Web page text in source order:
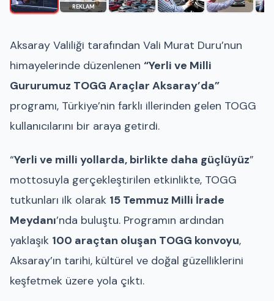
REKLAM
Aksaray Valiliği tarafından Vali Murat Duru’nun
himayelerinde düzenlenen “Yerli ve Milli
Gururumuz TOGG Araçlar Aksaray’da”
programı, Türkiye’nin farklı illerinden gelen TOGG
kullanıcılarını bir araya getirdi.
“Yerli ve milli yollarda, birlikte daha güçlüyüz”
mottosuyla gerçekleştirilen etkinlikte, TOGG
tutkunları ilk olarak 15 Temmuz Milli İrade
Meydanı’nda buluştu. Programın ardından
yaklaşık 100 araçtan oluşan TOGG konvoyu,
Aksaray’ın tarihi, kültürel ve doğal güzelliklerini
keşfetmek üzere yola çıktı.